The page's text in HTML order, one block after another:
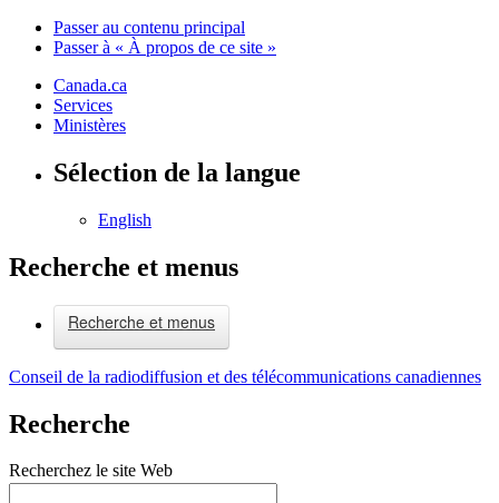
Passer au contenu principal
Passer à « À propos de ce site »
Canada.ca
Services
Ministères
Sélection de la langue
English
Recherche et menus
Recherche et menus
Conseil de la radiodiffusion et des télécommunications canadiennes
Recherche
Recherchez le site Web